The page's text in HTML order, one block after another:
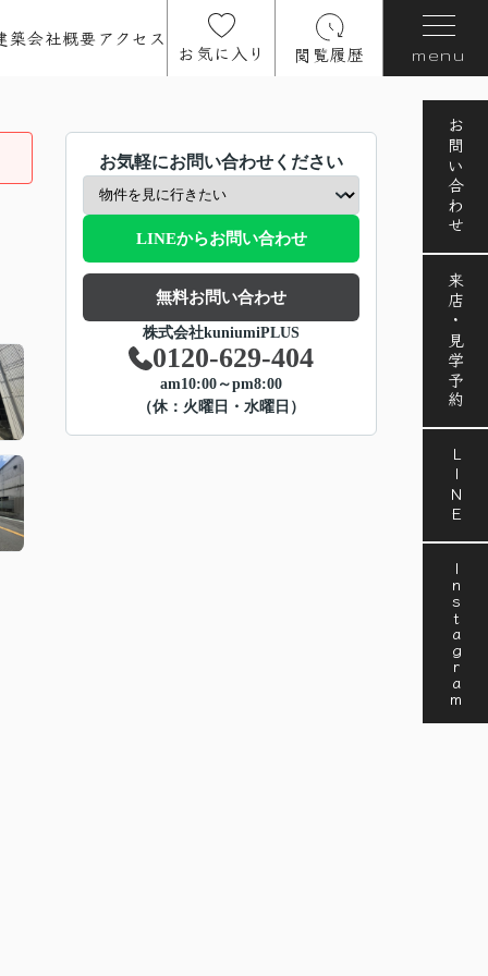
築会社概要アクセス
お気に入り 閲覧履歴 menu
お問い合わせ
来店・見学予約
LINE
Instagram
お気軽にお問い合わせください
LINEからお問い合わせ
無料お問い合わせ
株式会社kuniumiPLUS
0120-629-404
am10:00～pm8:00
（休：火曜日・水曜日）